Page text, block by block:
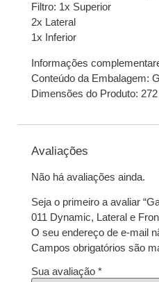
Filtro: 1x Superior
2x Lateral
1x Inferior
Informações
Conteúdo da Embalagem:
Dimensões do Produto:
Avaliações
Não há avaliações ainda.
Seja o primeiro a avaliar
011 Dynamic, Lateral e
O seu endereço de e-mail
Campos obrigatórios são
Sua avaliação *